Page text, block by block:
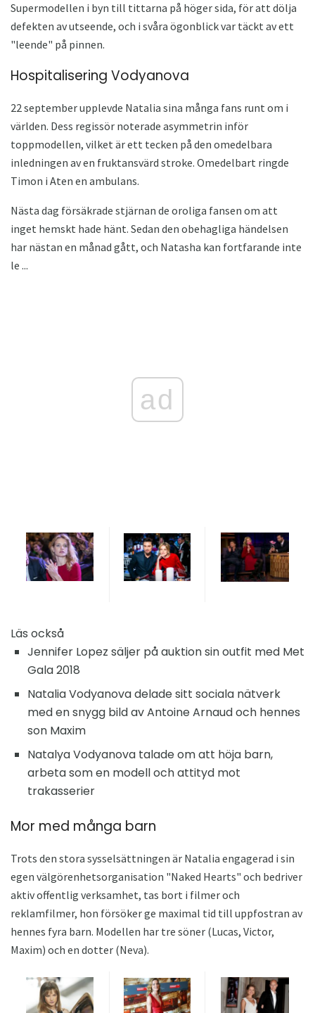
Supermodellen i byn till tittarna på höger sida, för att dölja
defekten av utseende, och i svåra ögonblick var täckt av ett
"leende" på pinnen.
Hospitalisering Vodyanova
22 september upplevde Natalia sina många fans runt om i
världen. Dess regissör noterade asymmetrin inför
toppmodellen, vilket är ett tecken på den omedelbara
inledningen av en fruktansvärd stroke. Omedelbart ringde
Timon i Aten en ambulans.
Nästa dag försäkrade stjärnan de oroliga fansen om att
inget hemskt hade hänt. Sedan den obehagliga händelsen
har nästan en månad gått, och Natasha kan fortfarande inte
le ...
ad
Läs också
Jennifer Lopez säljer på auktion sin outfit med Met
Gala 2018
Natalia Vodyanova delade sitt sociala nätverk
med en snygg bild av Antoine Arnaud och hennes
son Maxim
Natalya Vodyanova talade om att höja barn,
arbeta som en modell och attityd mot
trakasserier
Mor med många barn
Trots den stora sysselsättningen är Natalia engagerad i sin
egen välgörenhetsorganisation "Naked Hearts" och bedriver
aktiv offentlig verksamhet, tas bort i filmer och
reklamfilmer, hon försöker ge maximal tid till uppfostran av
hennes fyra barn. Modellen har tre söner (Lucas, Victor,
Maxim) och en dotter (Neva).